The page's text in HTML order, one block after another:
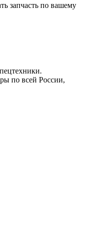
запчасть по вашему
по всей России,